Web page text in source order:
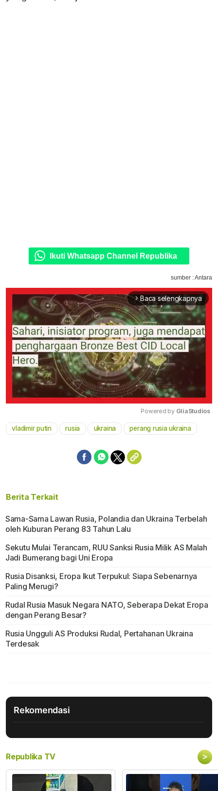
Ikuti Whatsapp Channel Republika
sumber : Antara
arrow_forward_ios Baca selengkapnya
Mute
Powered by GliaStudios
vladimir putin rusia ukraina perang rusia ukraina
Berita Terkait
Sama-Sama Lawan Rusia, Polandia dan Ukraina Terbelah
oleh Kuburan Perang 83 Tahun Lalu
Sekutu Mulai Terancam, RUU Sanksi Rusia Milik AS Malah
Jadi Bumerang bagi Uni Eropa
Rusia Disanksi, Eropa Ikut Terpukul: Siapa Sebenarnya
Paling Merugi?
Rudal Rusia Masuk Negara NATO, Seberapa Dekat Eropa
dengan Perang Besar?
Rusia Ungguli AS Produksi Rudal, Pertahanan Ukraina
Terdesak
Rekomendasi
Republika TV >